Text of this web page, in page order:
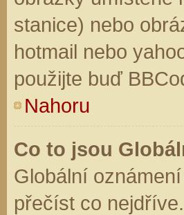
stanice) nebo
hotmail nebo
použijte buď
Nahoru
Co to jsou
Globální
přečíst co